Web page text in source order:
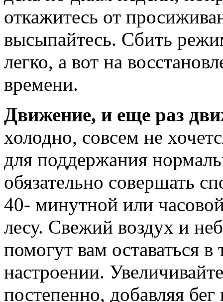
откажитесь от
высыпайтесь. Сбить
легко, а вот на
времени.
Движение, и еще раз
холодно, совсем не
для поддержания
обязательно совершать
40- минутной или
лесу. Свежий воздух и
помогут вам оставаться
настроении.
постепенно, добавляя